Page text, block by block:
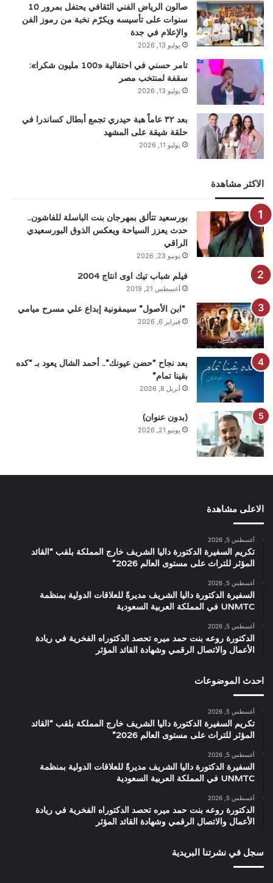
صالون الرياض الفني الثقافي يحتفل بمرور 10
سنوات على تأسيسه ويكرّم نخبة من رموز الفن
والإعلام في جدة
يوليو 13, 2026
تامر حسني في احتفالية «100 مليون شكرا»:
سقفة لمنتخب مصر
يوليو 13, 2026
بعد ٣٢ عاماً هبة حيدري تجمع أبطال كساندرا في
حلقة شيقة على المشهد
يوليو 11, 2026
الاكثر مشاهدة
بورسعيد تتألق بمهرجان بنت الباسلة للفاشون..
حدث يعزز السياحة ويعكس الذوق البورسعيدي
الراقي
يونيو 23, 2026
فيلم شباب تيك اوى انتاج 2004
أغسطس 21, 2019
“ابن الأصول” سيمفونية إبداع علي مسرح ميامي
فبراير 6, 2026
بعد نجاح “حضن عيونك”.. أحمد الشال يعود بـ “كده
بقينا تمام”
أبريل 8, 2026
(بدون عنوان)
يونيو 21, 2026
الاعلى مشاهدة
أغسطس 5, 2026
تكريم السفيرة الدكتورة داليا الشريف خارج المملكة بلقب “القائد
المؤثر للتراث على مستوى العالم 2026”
أغسطس 5, 2026
السفيرة الدكتورة داليا الشريف مديرةً للعلاقات الدولية بمنظمة
UNMTC في المملكة العربية السعودية
أغسطس 5, 2026
الدكتورة روعه بنت حمد ميره تحصد الدكتوراه الفخرية في ريادة
الأعمال والاتصال الرقمي وشهادة القائد المؤثر
احدث الموضوعات
أغسطس 5, 2026
تكريم السفيرة الدكتورة داليا الشريف خارج المملكة بلقب “القائد
المؤثر للتراث على مستوى العالم 2026”
أغسطس 5, 2026
السفيرة الدكتورة داليا الشريف مديرةً للعلاقات الدولية بمنظمة
UNMTC في المملكة العربية السعودية
أغسطس 5, 2026
الدكتورة روعه بنت حمد ميره تحصد الدكتوراه الفخرية في ريادة
الأعمال والاتصال الرقمي وشهادة القائد المؤثر
سجل في نشرتنا البريدية